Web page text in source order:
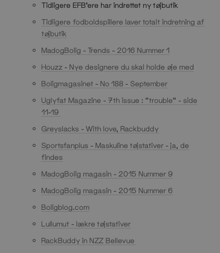
Tidligere EFB'ere har indrettet ny tøjbutik
Tidligere fodboldspillere laver totalt indretning af
tøjbutik
MadogBolig - Trends - 2016 Nummer 1
Houzz - Nye designere du skal holde øje med
Boligmagasinet - No 188 - September
Uglyfat Magazine - 7th issue : "trouble" - side
11-19
Greyslacks - With love, Rackbuddy
Sportsfanplus - Maskuline tøjstativer - ja, de
findes
MadogBolig magasin - 2015 Nummer 9
MadogBolig magasin - 2015 Nummer 6
Boligblog.com
Lullumut - lækre tøjstativer
RackBuddy in NZZ Bellevue